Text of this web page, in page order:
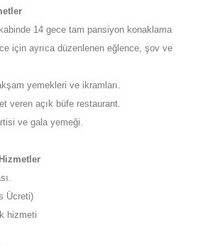
14 gece tam pansiyon konaklama
için ayrıca düzenlenen eğlence, şov ve
yemekleri ve ikramları.
veren açık büfe restaurant.
ve gala yemeği.
Ücreti)
hizmeti